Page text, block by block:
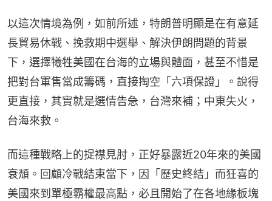
以這次情境為例，如前所述，特朗普明顯是在有意延
長貿易休戰、挽救期中選舉、解決伊朗問題的背景
下，選擇犧牲美國在台海的立場與體面，甚至不惜是
把對台軍售當成籌碼，直接掏空「六項保證」。說得
更直接，其實就是選情告急，台灣來補；中東失火，
台海來救。
而這種戰略上的捉襟見肘，正好暴露近20年來的美國
衰頹。回顧冷戰結束當下，因「歷史終結」而狂喜的
美國來到單極霸權最高點，必且開始了在各地緣板塊